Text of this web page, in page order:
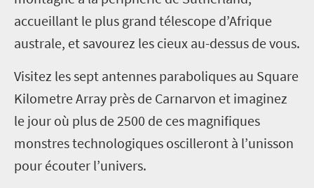
accueillant le plus grand télescope d’Afrique
australe, et savourez les cieux au-dessus de vous.
Visitez les sept antennes paraboliques au Square
Kilometre Array près de Carnarvon et imaginez
le jour où plus de 2500 de ces magnifiques
monstres technologiques oscilleront à l’unisson
pour écouter l’univers.